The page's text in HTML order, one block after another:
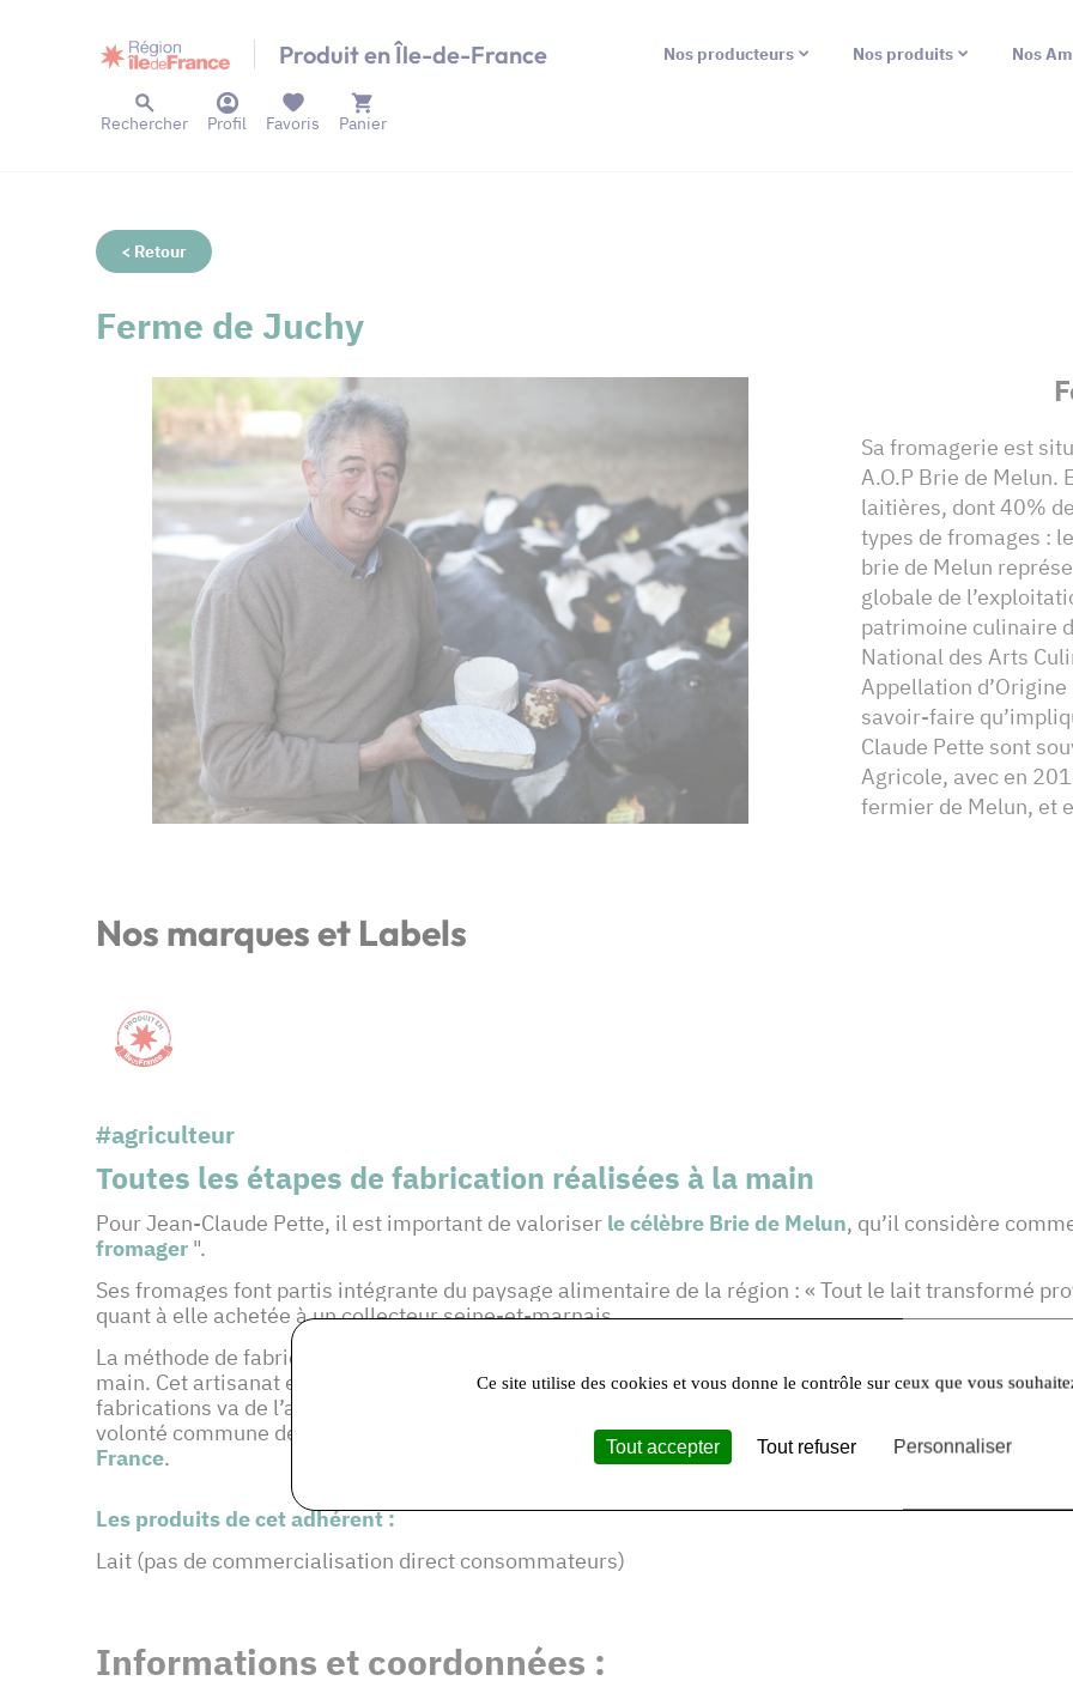
Produit en Île-de-France Nos producteurs Nos produits Nos
Rechercher Profil Panier
Favoris
< Retour
Ferme de Juchy
Sa fromagerie est
A.O.P Brie de Melun.
laitières, dont 40%
types de fromages :
brie de Melun
globale de
patrimoine culinaire
National des Arts
Appellation
savoir-faire
Claude Pette sont
Agricole, avec en
fermier de Melun, et
Nos marques et Labels
#agriculteur
Toutes les étapes de fabrication réalisées à la main
Pour Jean-Claude Pette, il est important de valoriser le célèbre Brie de Melun, qu’il considère
fromager ".
Ses fromages font partis intégrante du paysage alimentaire de la région : « Tout le lait transformé
quant à elle achetée à un collecteur seine-et-marnais.
La méthode de fabrication est également
main. Cet artisanat est bien évidemment en accord avec des fabrications fromagères réalisées
fabrications va de l’alimentation de nos animaux jusqu’à la fin de l’affinage de nos fromages pour
volonté commune de valoriser les produits et le savoir-faire francilien,
la Ferme de Juchy
a adhéré à
France.
Les produits de cet adhérent :
Lait (pas de commercialisation direct consommateurs)
Informations et coordonnées :
Ce site utilise des cookies et vous donne le contrôle sur ceux que vous
Tout accepter Tout refuser Personnaliser